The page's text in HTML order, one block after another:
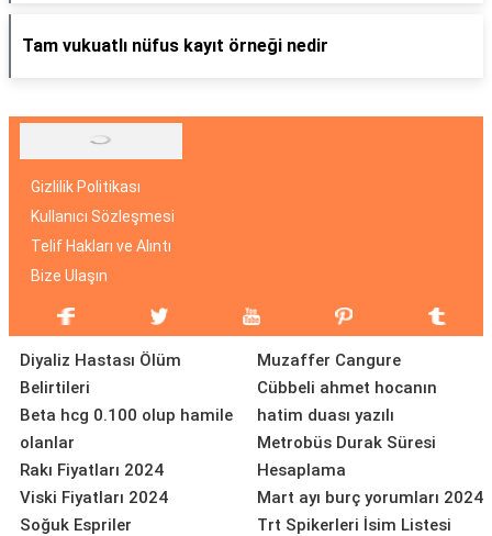
Tam vukuatlı nüfus kayıt örneği nedir
Gizlilik Politikası
Kullanıcı Sözleşmesi
Telif Hakları ve Alıntı
Bize Ulaşın
Diyaliz Hastası Ölüm
Belirtileri
Beta hcg 0.100 olup hamile
olanlar
Rakı Fiyatları 2024
Viski Fiyatları 2024
Soğuk Espriler
Muzaffer Cangure
Cübbeli ahmet hocanın
hatim duası yazılı
Metrobüs Durak Süresi
Hesaplama
Mart ayı burç yorumları 2024
Trt Spikerleri İsim Listesi